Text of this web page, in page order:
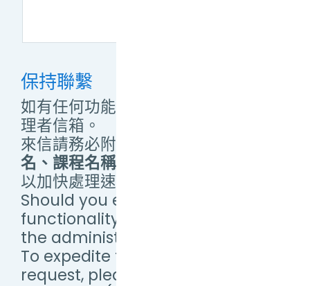
保持聯繫
如有任何功能操作問題，敬請來信管
理者信箱。
來信請務必附上
名、課程名稱（或提供畫面截圖）
以加快處理速度。
Should you encounter any
functionality issues, please email
the administrator.
To expedite the processing of your
request, please include your